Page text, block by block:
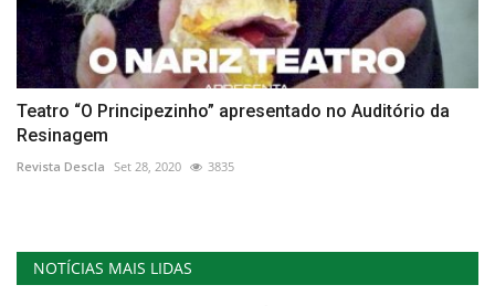
Teatro “O Principezinho” apresentado no Auditório da
Resinagem
Revista Descla Set 28, 2020 3835
NOTÍCIAS MAIS LIDAS